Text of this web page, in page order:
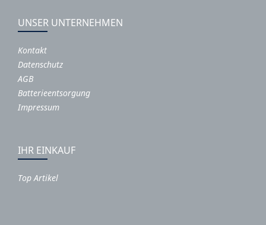
UNSER UNTERNEHMEN
Kontakt
Datenschutz
AGB
Batterieentsorgung
Impressum
IHR EINKAUF
Top Artikel